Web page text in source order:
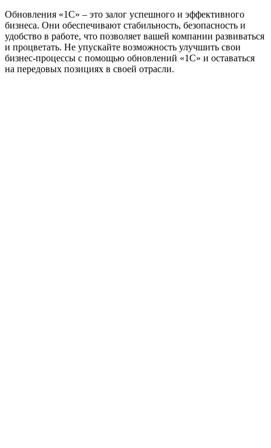
Обновления «1С» – это залог успешного и эффективного
бизнеса. Они обеспечивают стабильность, безопасность и
удобство в работе, что позволяет вашей компании развиваться
и процветать. Не упускайте возможность улучшить свои
бизнес-процессы с помощью обновлений «1С» и оставаться
на передовых позициях в своей отрасли.